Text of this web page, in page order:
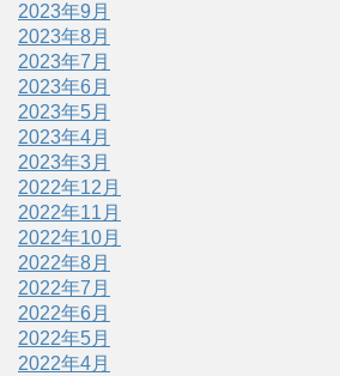
2023年9月
2023年8月
2023年7月
2023年6月
2023年5月
2023年4月
2023年3月
2022年12月
2022年11月
2022年10月
2022年8月
2022年7月
2022年6月
2022年5月
2022年4月